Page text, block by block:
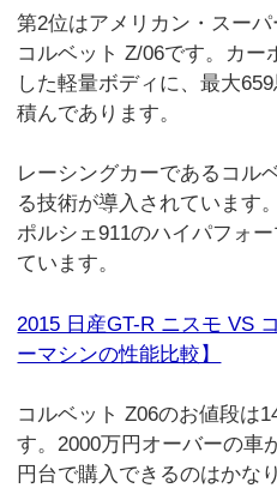
第2位はアメリカン・スー
コルベット Z/06です。カー
した軽量ボディに、最大
積んであります。
レーシングカーであるコル
る技術が導入されています
ポルシェ911のハイパフォ
ています。
2015 日産GT-R ニスモ VS
ーマシンの性能比較】
コルベット Z06のお値段は
す。2000万円オーバーの車
円台で購入できるのはかな